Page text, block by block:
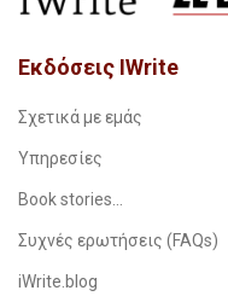
Εκδόσεις IWrite
Σχετικά με εμάς
Υπηρεσίες
Book stories…
Συχνές ερωτήσεις (FAQs)
iWrite.blog